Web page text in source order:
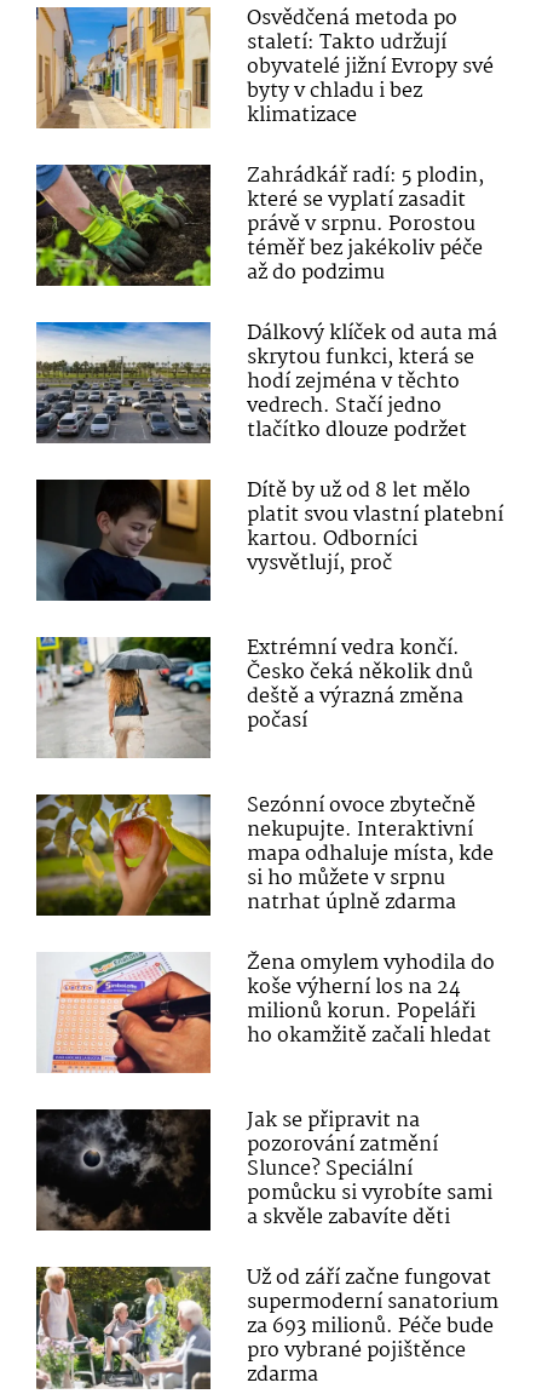
Osvědčená metoda po
staletí: Takto udržují
obyvatelé jižní Evropy své
byty v chladu i bez
klimatizace
Zahrádkář radí: 5 plodin,
které se vyplatí zasadit
právě v srpnu. Porostou
téměř bez jakékoliv péče
až do podzimu
Dálkový klíček od auta má
skrytou funkci, která se
hodí zejména v těchto
vedrech. Stačí jedno
tlačítko dlouze podržet
Dítě by už od 8 let mělo
platit svou vlastní platební
kartou. Odborníci
vysvětlují, proč
Extrémní vedra končí.
Česko čeká několik dnů
deště a výrazná změna
počasí
Sezónní ovoce zbytečně
nekupujte. Interaktivní
mapa odhaluje místa, kde
si ho můžete v srpnu
natrhat úplně zdarma
Žena omylem vyhodila do
koše výherní los na 24
milionů korun. Popeláři
ho okamžitě začali hledat
Jak se připravit na
pozorování zatmění
Slunce? Speciální
pomůcku si vyrobíte sami
a skvěle zabavíte děti
Už od září začne fungovat
supermoderní sanatorium
za 693 milionů. Péče bude
pro vybrané pojištěnce
zdarma